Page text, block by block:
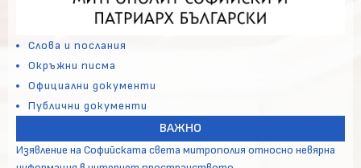
Слова и послания
Окръжни писма
Официални документи
Публични документи
ВАЖНО
Изявление на Софийската света митрополия относно невярна